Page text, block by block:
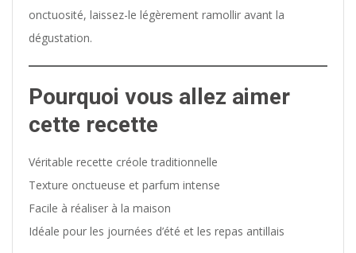
onctuosité, laissez-le légèrement ramollir avant la
dégustation.
Pourquoi vous allez aimer
cette recette
Véritable recette créole traditionnelle
Texture onctueuse et parfum intense
Facile à réaliser à la maison
Idéale pour les journées d’été et les repas antillais